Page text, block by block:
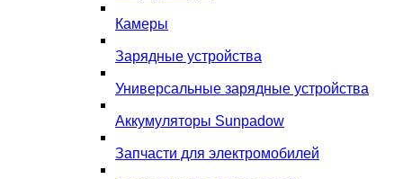
Камеры
Зарядные устройства
Универсальные зарядные устройства
Аккумуляторы Sunpadow
Запчасти для электромобилей